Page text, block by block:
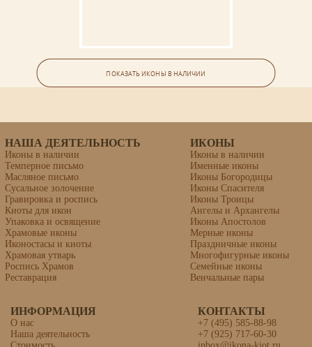
Икона «Алекса́ндр Пергийский
(Памфилийский), земледелец»
липовая доска, левкас, темпера, золочение
Икона «Собор Новгородских
ПОКАЗАТЬ ИКОНЫ В НАЛИЧИИ
НАША ДЕЯТЕЛЬНОСТЬ
Иконы в наличии
Темперное письмо
Масляное письмо
Сусальное золочение
Гравировка и роспись
Киоты для икон
Упаковка и освящение
Храмовые иконы
Иконостасы и киоты
Храмовая утварь
Роспись Храмов
Реставрация
ИКОНЫ
Иконы в наличии
Именные иконы
Иконы Богородицы
Иконы Спасителя
Иконы Троицы
Ангелы и Архангелы
Иконы Апостолов
Мерные иконы
Праздничные иконы
Многофигурные иконы
Семейные иконы
Венчальные пары
ИНФОРМАЦИЯ
О нас
Наша деятельность
КОНТАКТЫ
+7 (495) 585-88-98
+7 (925) 717-60-30